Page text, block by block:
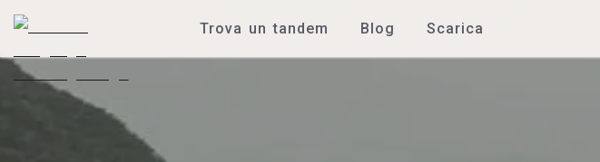
Trova un tandem Blog Scarica